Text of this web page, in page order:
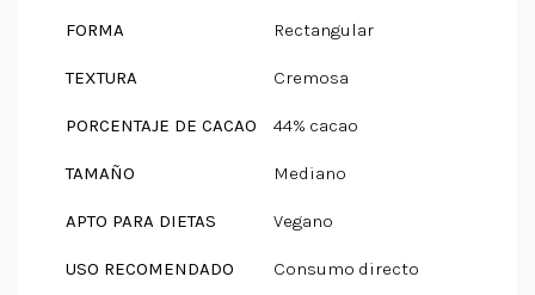
FORMA Rectangular
TEXTURA Cremosa
PORCENTAJE DE CACAO 44% cacao
TAMAÑO Mediano
APTO PARA DIETAS Vegano
USO RECOMENDADO Consumo directo